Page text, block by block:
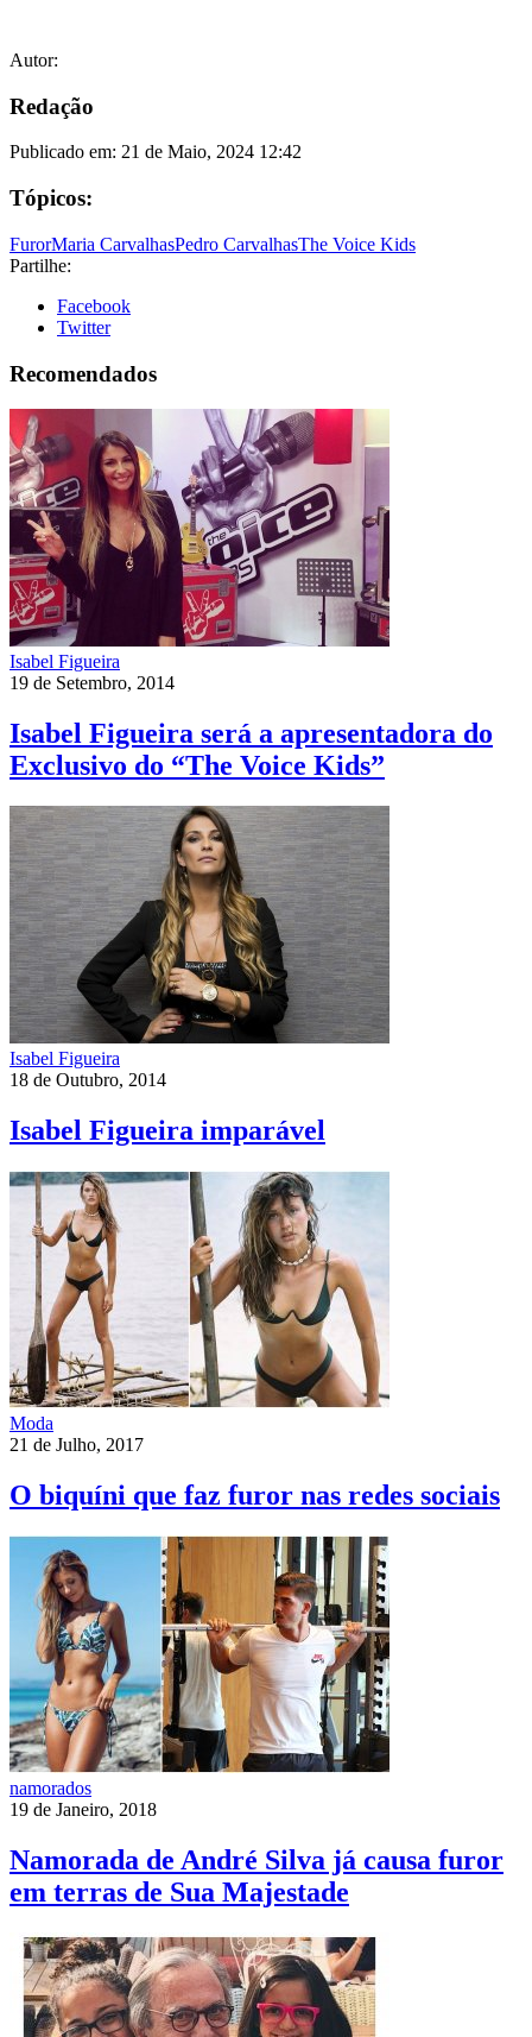
Autor:
Redação
Publicado em: 21 de Maio, 2024 12:42
Tópicos:
FurorMaria CarvalhasPedro CarvalhasThe Voice Kids
Partilhe:
Facebook
Twitter
Recomendados
Isabel Figueira
19 de Setembro, 2014
Isabel Figueira será a apresentadora do
Exclusivo do “The Voice Kids”
Isabel Figueira
18 de Outubro, 2014
Isabel Figueira imparável
Moda
21 de Julho, 2017
O biquíni que faz furor nas redes sociais
namorados
19 de Janeiro, 2018
Namorada de André Silva já causa furor
em terras de Sua Majestade